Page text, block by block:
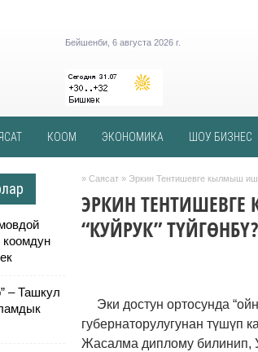
Бейшенби, 6 августа 2026 г.
КООМ ЭКОНОМИКА ШОУ БИЗНЕС
– Ташкул
» Саясат » Эркин Тентишевге кылмыш иши
ЭРКИН
“КУЙРУК” ТҮЙГӨНБҮ?
Эки достун ортосунда
губернаторулугунан түшүп
Жасалма диплому билинип,